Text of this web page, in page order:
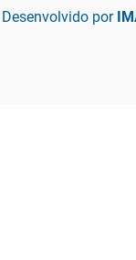
Desenvolvido por